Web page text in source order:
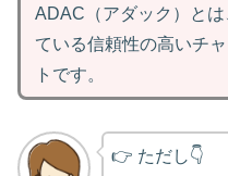
ADAC（アダック）と
ている信頼性の高いチ
トです。
👉 ただし👇